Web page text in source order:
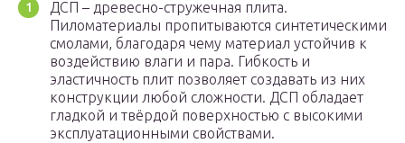
ДСП – древесно-стружечная плита.
Пиломатериалы пропитываются синтетическими
смолами, благодаря чему материал устойчив к
воздействию влаги и пара. Гибкость и
эластичность плит позволяет создавать из них
конструкции любой сложности. ДСП обладает
гладкой и твёрдой поверхностью с высокими
эксплуатационными свойствами.